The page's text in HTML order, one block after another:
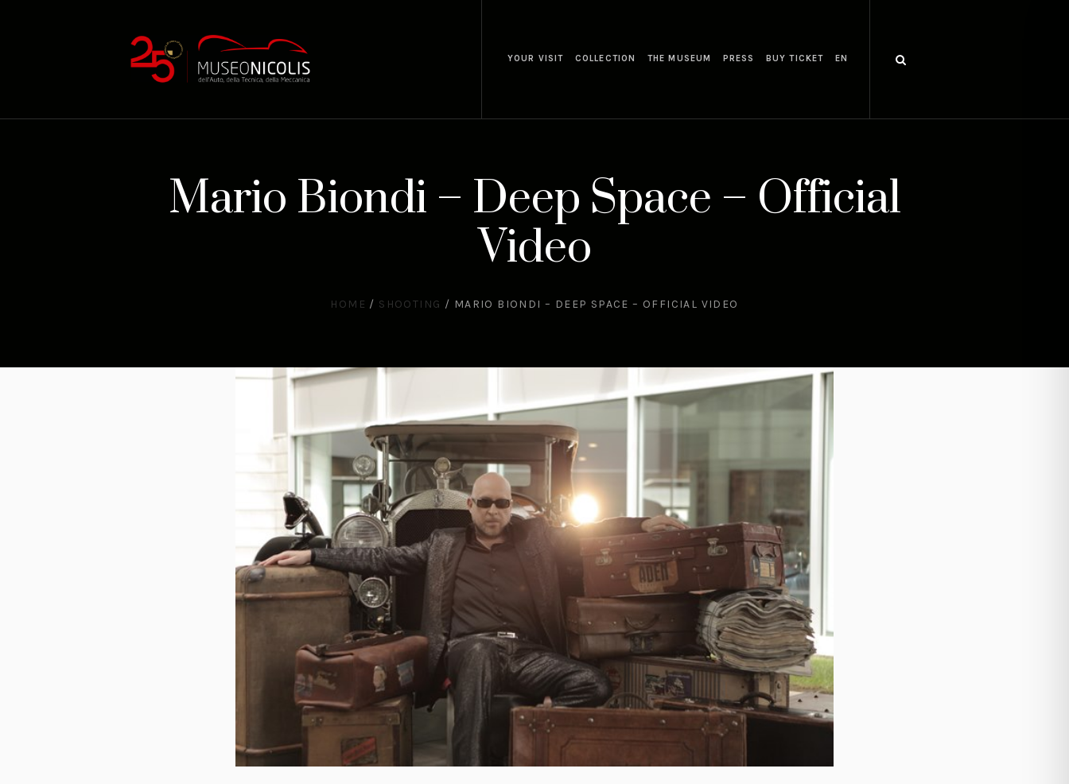
YOUR VISIT COLLECTION THE MUSEUM PRESS BUY TICKET EN
Mario Biondi – Deep Space – Official
Video
HOME / SHOOTING / MARIO BIONDI – DEEP SPACE – OFFICIAL VIDEO